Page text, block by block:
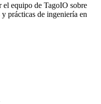
el equipo de TagoIO sobre
prácticas de ingeniería en